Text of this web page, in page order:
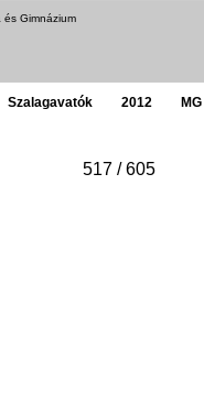
és Gimnázium
Szalagavatók 2012
517 / 605